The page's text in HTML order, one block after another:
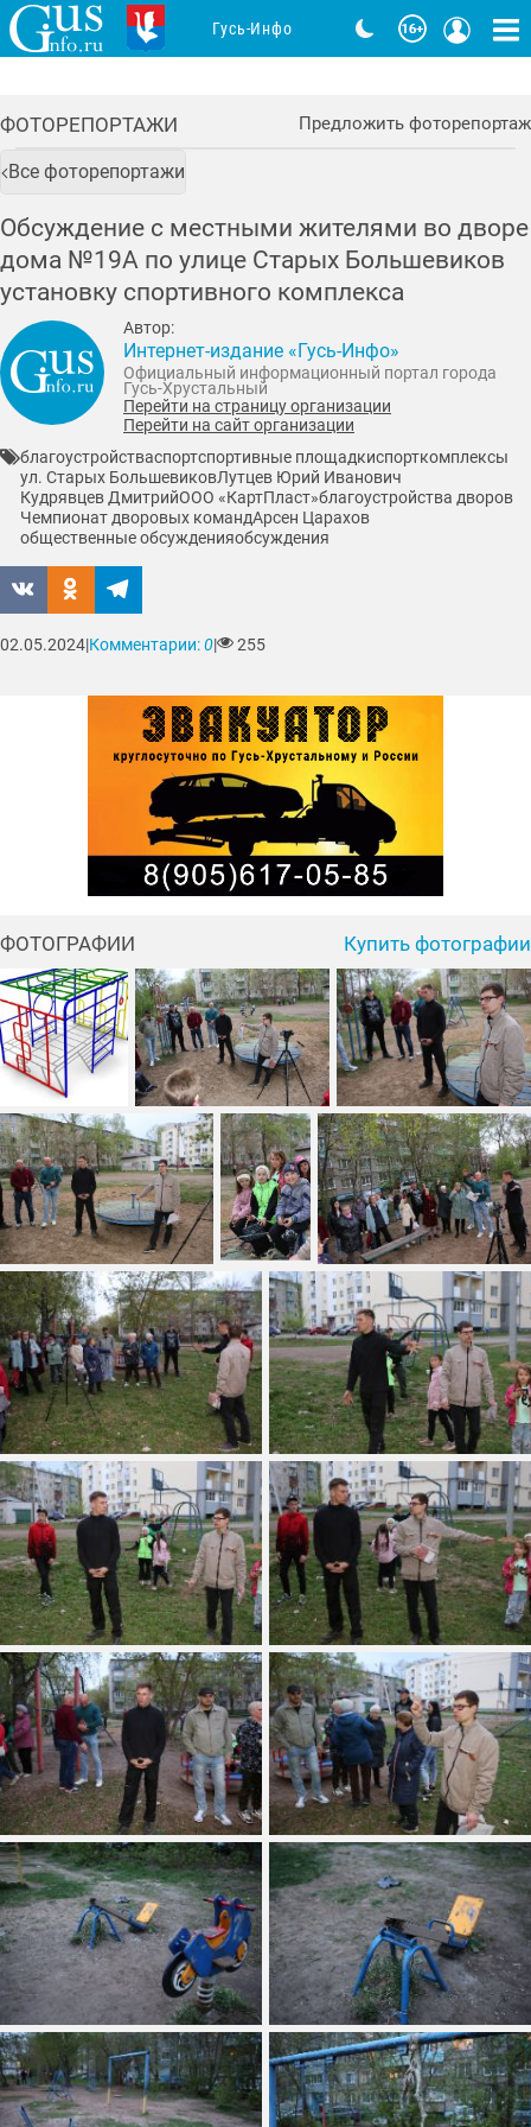
ФОТОРЕПОРТАЖИ Предложить фоторепортаж
Все фоторепортажи
Обсуждение с местными жителями во дворе
дома №19А по улице Старых Большевиков
установку спортивного комплекса
Автор:
Интернет-издание «Гусь-Инфо»
Официальный информационный портал города
Гусь-Хрустальный
Перейти на страницу организации
Перейти на сайт организации
благоустройстваспортспортивные площадкиспорткомплексы
ул. Старых БольшевиковЛутцев Юрий Иванович
Кудрявцев ДмитрийООО «КартПласт»благоустройства дворов
Чемпионат дворовых командАрсен Царахов
общественные обсужденияобсуждения
02.05.2024|Комментарии:0| 255
ФОТОГРАФИИ Купить фотографии
Гусь-Инфо